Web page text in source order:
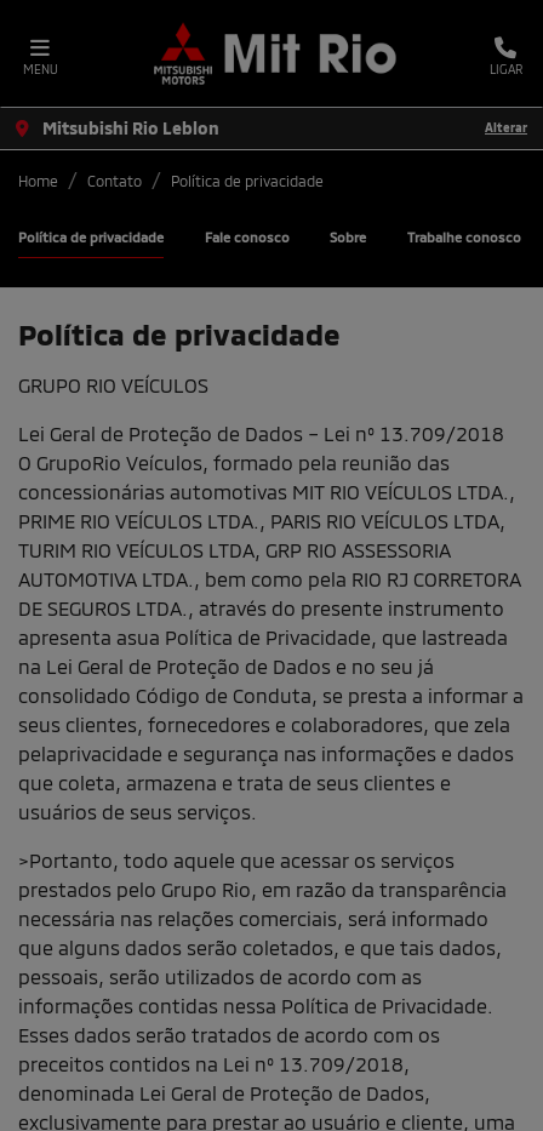
MENU LIGAR
Mitsubishi Rio Leblon Alterar
Home Contato Política de privacidade
Fale conosco Sobre Trabalhe conosco
Política de privacidade
Política de privacidade
GRUPO RIO VEÍCULOS
Lei Geral de Proteção de Dados – Lei nº 13.709/2018
O GrupoRio Veículos, formado pela reunião das
concessionárias automotivas MIT RIO VEÍCULOS LTDA.,
PRIME RIO VEÍCULOS LTDA., PARIS RIO VEÍCULOS LTDA,
TURIM RIO VEÍCULOS LTDA, GRP RIO ASSESSORIA
AUTOMOTIVA LTDA., bem como pela RIO RJ CORRETORA
DE SEGUROS LTDA., através do presente instrumento
apresenta asua Política de Privacidade, que lastreada
na Lei Geral de Proteção de Dados e no seu já
consolidado Código de Conduta, se presta a informar a
seus clientes, fornecedores e colaboradores, que zela
pelaprivacidade e segurança nas informações e dados
que coleta, armazena e trata de seus clientes e
usuários de seus serviços.
>Portanto, todo aquele que acessar os serviços
prestados pelo Grupo Rio, em razão da transparência
necessária nas relações comerciais, será informado
que alguns dados serão coletados, e que tais dados,
pessoais, serão utilizados de acordo com as
informações contidas nessa Política de Privacidade.
Esses dados serão tratados de acordo com os
preceitos contidos na Lei nº 13.709/2018,
denominada Lei Geral de Proteção de Dados,
exclusivamente para prestar ao usuário e cliente, uma